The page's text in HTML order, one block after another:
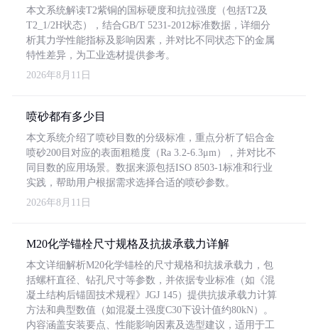
本文系统解读T2紫铜的国标硬度和抗拉强度（包括T2及
T2_1/2H状态），结合GB/T 5231-2012标准数据，详细分
析其力学性能指标及影响因素，并对比不同状态下的金属
特性差异，为工业选材提供参考。
2026年8月11日
喷砂都有多少目
本文系统介绍了喷砂目数的分级标准，重点分析了铝合金
喷砂200目对应的表面粗糙度（Ra 3.2-6.3μm），并对比不
同目数的应用场景。数据来源包括ISO 8503-1标准和行业
实践，帮助用户根据需求选择合适的喷砂参数。
2026年8月11日
M20化学锚栓尺寸规格及抗拔承载力详解
本文详细解析M20化学锚栓的尺寸规格和抗拔承载力，包
括螺杆直径、钻孔尺寸等参数，并依据专业标准（如《混
凝土结构后锚固技术规程》JGJ 145）提供抗拔承载力计算
方法和典型数值（如混凝土强度C30下设计值约80kN）。
内容涵盖安装要点、性能影响因素及选型建议，适用于工